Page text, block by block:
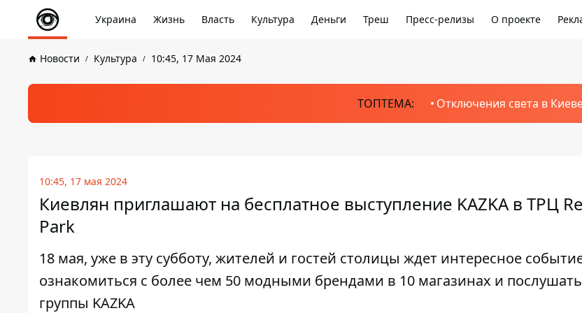
Украина Жизнь Власть Культура Деньги Треш Пресс-релизы О проекте
Новости Культура 10:45, 17 Мая 2024
ТОПТЕМА: Отключения света в
10:45, 17 мая 2024
Киевлян приглашают на бесплатное выступление KAZKA в ТРЦ
Park
18 мая, уже в эту субботу, жителей и гостей столицы ждет интересное
ознакомиться с более чем 50 модными брендами в 10 магазинах и
группы KAZKA